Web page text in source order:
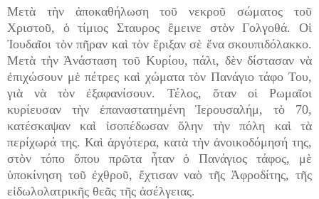
Μετὰ τὴν ἀποκαθήλωση τοῦ νεκροῦ σώματος τοῦ
Χριστοῦ, ὁ τίμιος Σταυρος ἒμεινε στὸν Γολγοθά. Οἱ
Ἰουδαῖοι τὸν πῆραν καὶ τὸν ἔριξαν σὲ ἕνα σκουπιδόλακκο.
Μετὰ τὴν Ἀνάσταση τοῦ Κυρίου, πάλι, δὲν δίστασαν νὰ
ἐπιχώσουν μὲ πέτρες καὶ χώματα τὸν Πανάγιο τάφο Του,
γιὰ νὰ τὸν ἐξαφανίσουν. Τέλος, ὅταν οἱ Ρωμαῖοι
κυρίευσαν τὴν ἐπαναστατημένη Ἱερουσαλήμ, τὸ 70,
κατέσκαψαν καὶ ἰσοπέδωσαν ὅλην τὴν πόλη καὶ τὰ
περίχωρά της. Καὶ ἀργότερα, κατὰ τὴν ἀνοικοδόμησή της,
στὸν τόπο ὅπου πρῶτα ἦταν ὁ Πανάγιος τάφος, μὲ
ὑποκίνηση τοῦ ἐχθροῦ, ἔχτισαν ναὸ τῆς Ἀφροδίτης, τῆς
εἰδωλολατρικῆς θεᾶς τῆς ἀσέλγειας.